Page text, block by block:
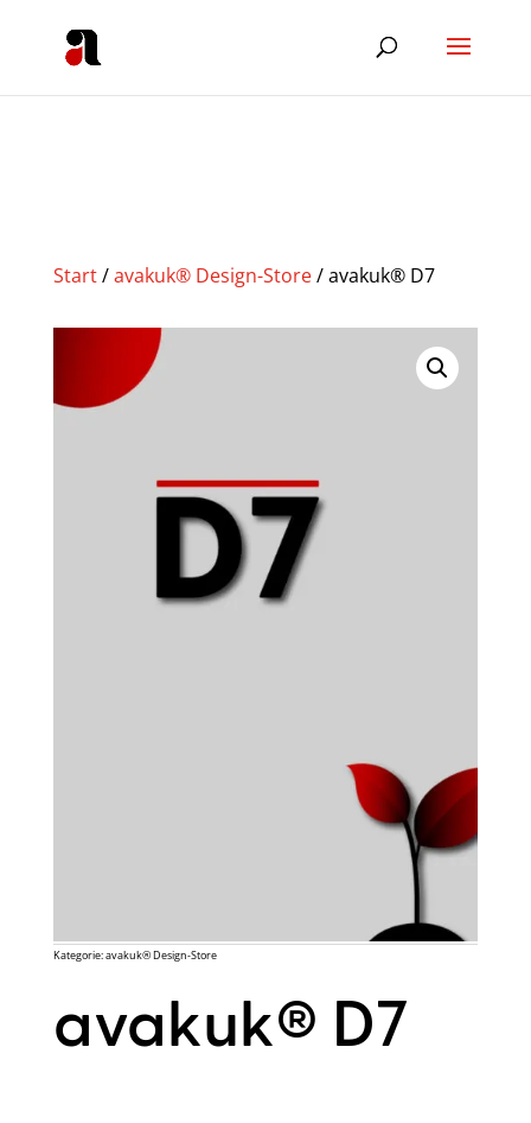
Start/avakuk® Design-Store/ avakuk® D7
Kategorie:avakuk® Design-Store
avakuk® D7